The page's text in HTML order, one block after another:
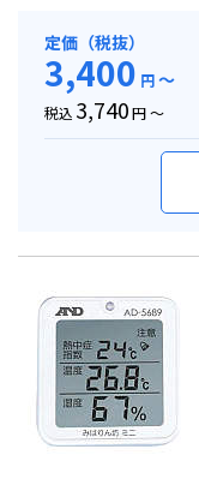
定価（税抜）
3,400 円～
税込 3,740円 ～